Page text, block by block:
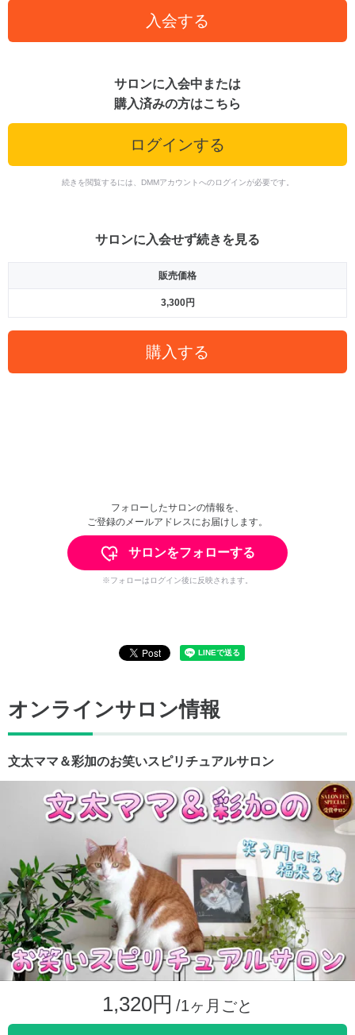
入会する
サロンに入会中または
購入済みの方はこちら
ログインする
続きを閲覧するには、DMMアカウントへのログインが必要です。
サロンに入会せず続きを見る
販売価格
3,300円
購入する
フォローしたサロンの情報を、
ご登録のメールアドレスにお届けします。
サロンをフォローする
※フォローはログイン後に反映されます。
オンラインサロン情報
文太ママ＆彩加のお笑いスピリチュアルサロン
1,320円 /1ヶ月ごと